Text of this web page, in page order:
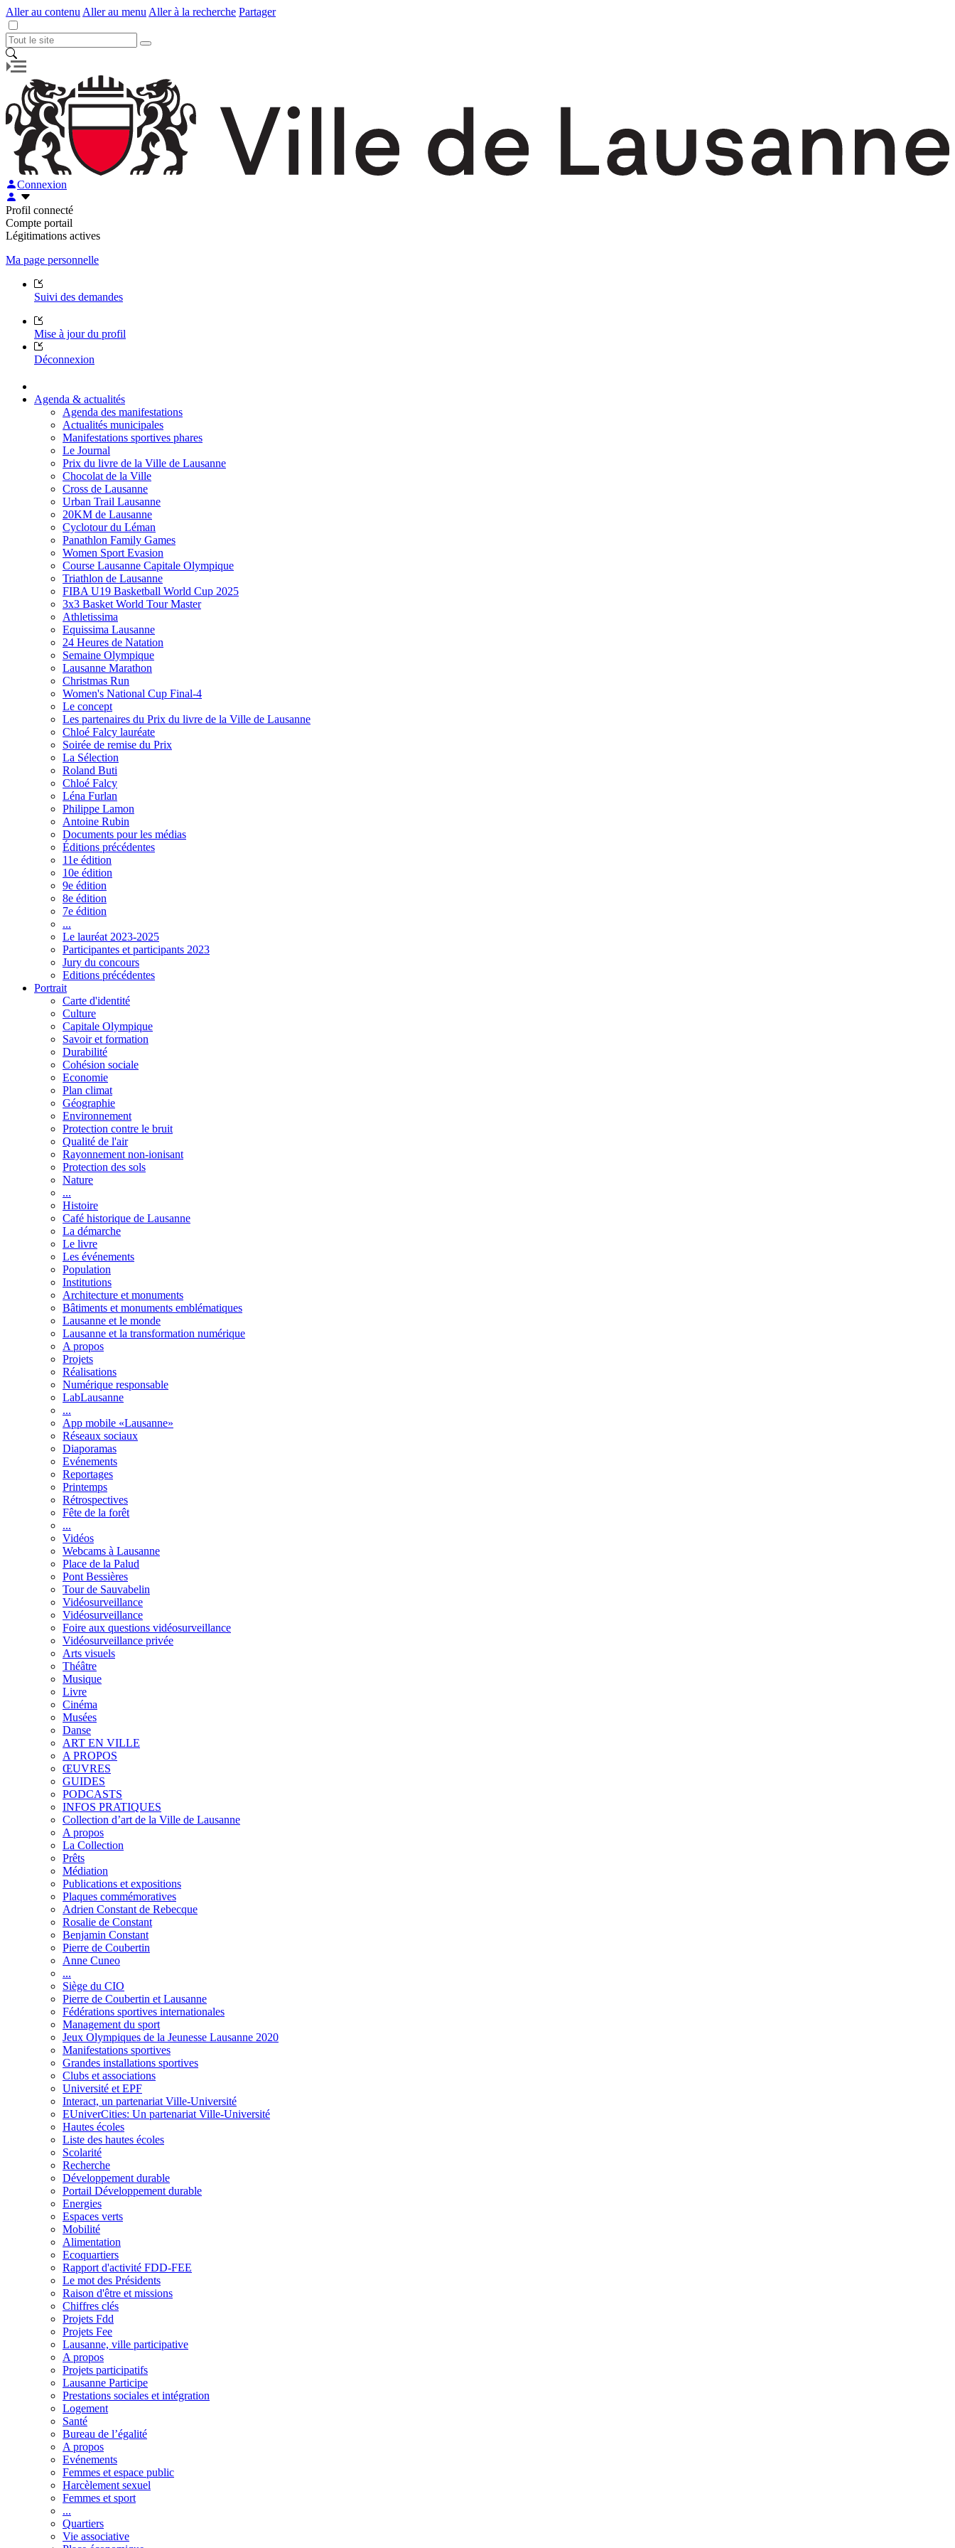
Aller au contenu Aller au menu Aller à la recherche Partager
Connexion
Profil connecté
Compte portail
Légitimations actives
Ma page personnelle
Suivi des demandes
Mise à jour du profil
Déconnexion
Agenda & actualités
Agenda des manifestations
Actualités municipales
Manifestations sportives phares
Le Journal
Prix du livre de la Ville de Lausanne
Chocolat de la Ville
Cross de Lausanne
Urban Trail Lausanne
20KM de Lausanne
Cyclotour du Léman
Panathlon Family Games
Women Sport Evasion
Course Lausanne Capitale Olympique
Triathlon de Lausanne
FIBA U19 Basketball World Cup 2025
3x3 Basket World Tour Master
Athletissima
Equissima Lausanne
24 Heures de Natation
Semaine Olympique
Lausanne Marathon
Christmas Run
Women's National Cup Final-4
Le concept
Les partenaires du Prix du livre de la Ville de Lausanne
Chloé Falcy lauréate
Soirée de remise du Prix
La Sélection
Roland Buti
Chloé Falcy
Léna Furlan
Philippe Lamon
Antoine Rubin
Documents pour les médias
Éditions précédentes
11e édition
10e édition
9e édition
8e édition
7e édition
...
Le lauréat 2023-2025
Participantes et participants 2023
Jury du concours
Editions précédentes
Portrait
Carte d'identité
Culture
Capitale Olympique
Savoir et formation
Durabilité
Cohésion sociale
Economie
Plan climat
Géographie
Environnement
Protection contre le bruit
Qualité de l'air
Rayonnement non-ionisant
Protection des sols
Nature
...
Histoire
Café historique de Lausanne
La démarche
Le livre
Les événements
Population
Institutions
Architecture et monuments
Bâtiments et monuments emblématiques
Lausanne et le monde
Lausanne et la transformation numérique
A propos
Projets
Réalisations
Numérique responsable
LabLausanne
...
App mobile «Lausanne»
Réseaux sociaux
Diaporamas
Evénements
Reportages
Printemps
Rétrospectives
Fête de la forêt
...
Vidéos
Webcams à Lausanne
Place de la Palud
Pont Bessières
Tour de Sauvabelin
Vidéosurveillance
Vidéosurveillance
Foire aux questions vidéosurveillance
Vidéosurveillance privée
Arts visuels
Théâtre
Musique
Livre
Cinéma
Musées
Danse
ART EN VILLE
A PROPOS
ŒUVRES
GUIDES
PODCASTS
INFOS PRATIQUES
Collection d’art de la Ville de Lausanne
A propos
La Collection
Prêts
Médiation
Publications et expositions
Plaques commémoratives
Adrien Constant de Rebecque
Rosalie de Constant
Benjamin Constant
Pierre de Coubertin
Anne Cuneo
...
Siège du CIO
Pierre de Coubertin et Lausanne
Fédérations sportives internationales
Management du sport
Jeux Olympiques de la Jeunesse Lausanne 2020
Manifestations sportives
Grandes installations sportives
Clubs et associations
Université et EPF
Interact, un partenariat Ville-Université
EUniverCities: Un partenariat Ville-Université
Hautes écoles
Liste des hautes écoles
Scolarité
Recherche
Développement durable
Portail Développement durable
Energies
Espaces verts
Mobilité
Alimentation
Ecoquartiers
Rapport d'activité FDD-FEE
Le mot des Présidents
Raison d'être et missions
Chiffres clés
Projets Fdd
Projets Fee
Lausanne, ville participative
A propos
Projets participatifs
Lausanne Participe
Prestations sociales et intégration
Logement
Santé
Bureau de l’égalité
A propos
Evénements
Femmes et espace public
Harcèlement sexuel
Femmes et sport
...
Quartiers
Vie associative